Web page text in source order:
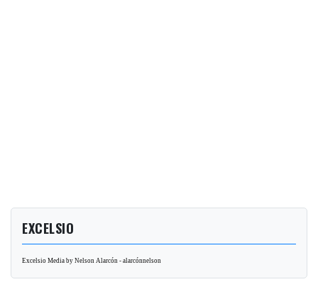
EXCELSIO
Excelsio Media by Nelson Alarcón - alarcónnelson